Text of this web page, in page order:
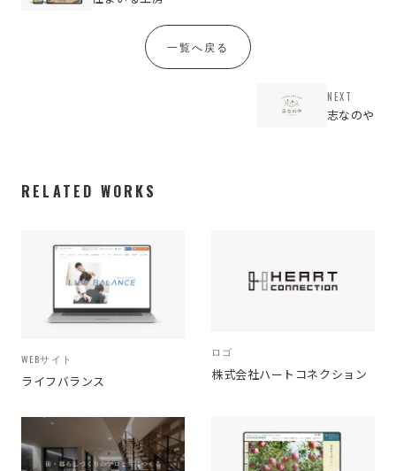
一覧へ戻る
NEXT
志なのや
RELATED WORKS
WEBサイト
ライフバランス
ロゴ
株式会社ハートコネクション